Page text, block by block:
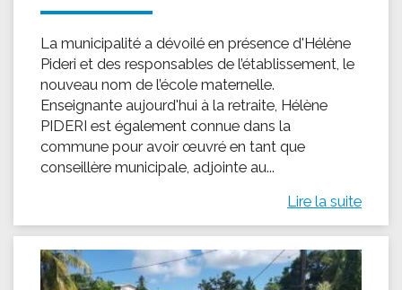
La municipalité a dévoilé en présence d'Hélène
Pideri et des responsables de l’établissement, le
nouveau nom de l’école maternelle.
Enseignante aujourd'hui à la retraite, Hélène
PIDERI est également connue dans la
commune pour avoir œuvré en tant que
conseillère municipale, adjointe au...
Lire la suite